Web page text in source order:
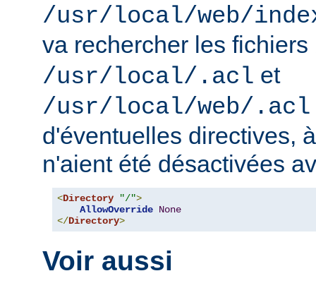
/usr/local/web/
va rechercher les fichiers
/usr/local/.acl et
/usr/local/web/.acl
d'éventuelles directives,
n'aient été désactivées
<Directory "/">
AllowOverride None
</Directory>
Voir aussi